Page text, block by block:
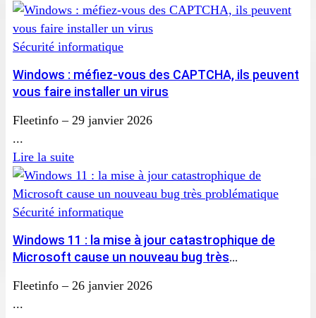
Sécurité informatique
Windows : méfiez-vous des CAPTCHA, ils peuvent
vous faire installer un virus
Fleetinfo – 29 janvier 2026
...
Lire la suite
Sécurité informatique
Windows 11 : la mise à jour catastrophique de
Microsoft cause un nouveau bug très
Fleetinfo – 26 janvier 2026
...